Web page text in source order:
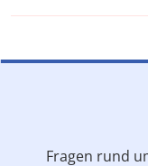
Fragen rund